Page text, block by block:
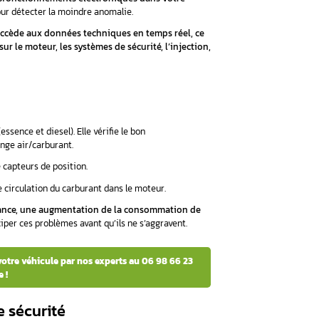
d’informations essentielles sur l’état de votre
consommation de carburant, température du liquide de
dans la mémoire du véhicule (défauts moteurs,
des airbags, du système ABS (freinage), de l’ESP
CO₂, le bon fonctionnement du pot catalytique et du filtre à
les problèmes avant qu’ils ne deviennent critiques, ce qui
t-elle avec les systèmes
une connexion directe avec les calculateurs
en temps réel.